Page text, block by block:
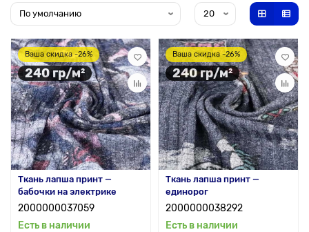
Ваша скидка -26%
240 гр/м²
Ткань лапша принт —
бабочки на электрике
2000000037059
Есть в наличии
Ваша скидка -26%
240 гр/м²
Ткань лапша принт —
единорог
2000000038292
Есть в наличии